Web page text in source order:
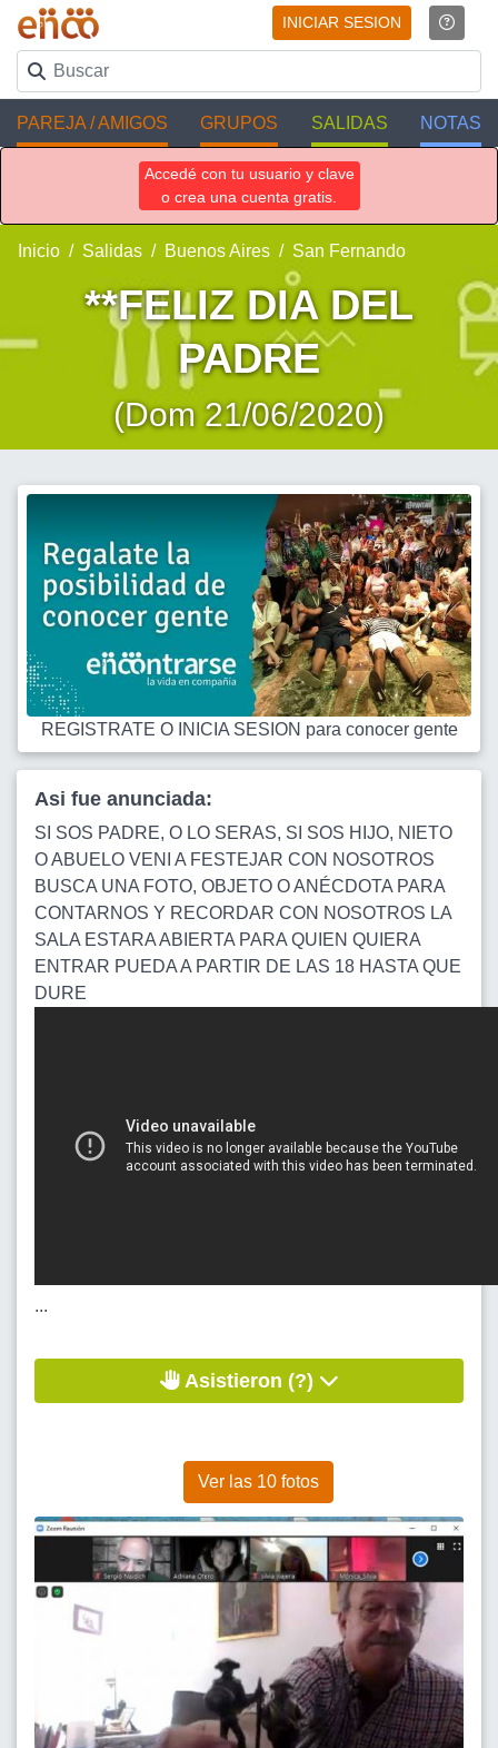
INICIAR SESION
PAREJA / AMIGOS GRUPOS SALIDAS NOTAS
Accedé con tu usuario y clave
o crea una cuenta gratis.
Inicio Salidas Buenos Aires San Fernando
**FELIZ DIA DEL
PADRE
(Dom 21/06/2020)
REGISTRATE O INICIA SESION para conocer gente
Asi fue anunciada:
SI SOS PADRE, O LO SERAS, SI SOS HIJO, NIETO
O ABUELO VENI A FESTEJAR CON NOSOTROS
BUSCA UNA FOTO, OBJETO O ANÉCDOTA PARA
CONTARNOS Y RECORDAR CON NOSOTROS LA
SALA ESTARA ABIERTA PARA QUIEN QUIERA
ENTRAR PUEDA A PARTIR DE LAS 18 HASTA QUE
DURE
...
Asistieron (?)
Ver las 10 fotos